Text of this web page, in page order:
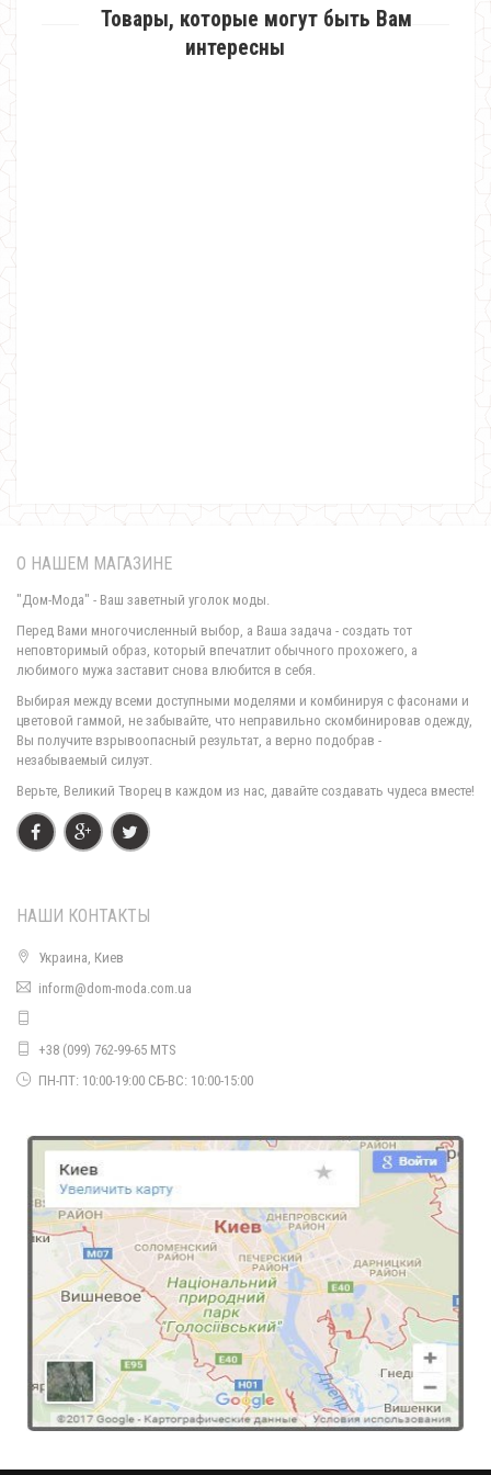
Товары, которые могут быть Вам
интересны
1020.00грн.
Красивый женский гольф с вырезом норма и батал
Красивый женский свитер с хомутом
540.00грн.
О НАШЕМ МАГАЗИНЕ
"Дом-Мода" - Ваш заветный уголок моды.
Перед Вами многочисленный выбор, а Ваша задача - создать тот
неповторимый образ, который впечатлит обычного прохожего, а
любимого мужа заставит снова влюбится в себя.
Выбирая между всеми доступными моделями и комбинируя с фасонами и
цветовой гаммой, не забывайте, что неправильно скомбинировав одежду,
Вы получите взрывоопасный результат, а верно подобрав -
незабываемый силуэт.
Верьте, Великий Творец в каждом из нас, давайте создавать чудеса вместе!
НАШИ КОНТАКТЫ
Украина, Киев
inform@dom-moda.com.ua
+38 (099) 762-99-65 MTS
ПН-ПТ: 10:00-19:00 СБ-ВС: 10:00-15:00